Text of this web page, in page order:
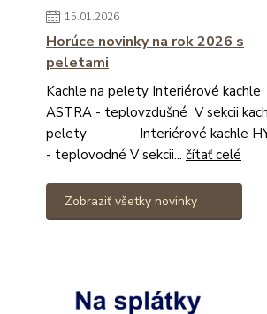
15.01.2026
Horúce novinky na rok 2026 s
peletami
Kachle na pelety Interiérové kachle
ASTRA - teplovzdušné V sekcii
pelety Interiérové kachle
- teplovodné V sekcii... čítať celé
Zobraziť všetky novinky